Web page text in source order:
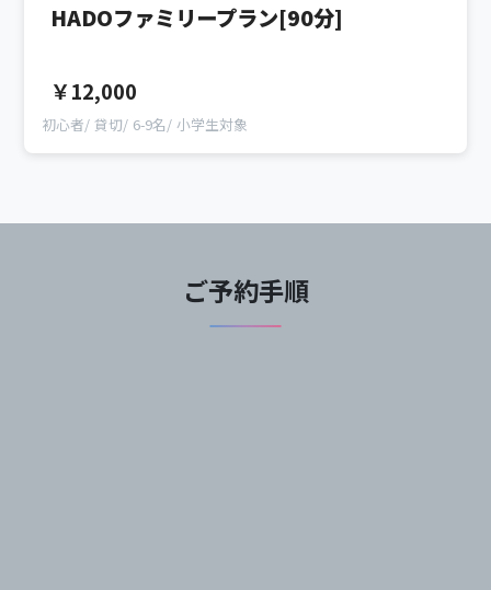
HADOファミリープラン[90分]
￥12,000
初心者 貸切 6-9名 小学生対象
ご予約手順